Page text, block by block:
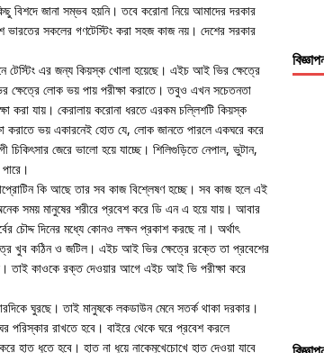
বিশদে জানা সম্ভব হয়নি। তবে করোনা নিয়ে আমাদের দরকার
সকলের গণটেস্টিং করা সহজ কাজ নয়। দেশের সরকার
টেস্টিং এর জন্য কিয়স্ক খোলা হয়েছে। এইচ আই ভির ক্ষেত্রে
ক্ষেত্রে লোক ভয় পায় পরীক্ষা করাতে। তবুও এখন সচেতনতা
করা যায়। কেরালায় করোনা ধরতে এরকম চল্লিশটি কিয়স্ক
করাতে ভয় একারনেই হোত যে, লোক জানতে পারলে একঘরে করে
জেরে ভালো হয়ে যাচ্ছে। শিলিগুড়িতে নেপাল, ভুটান,
কি আছে তার সব কাজ বিশ্লেষণ হচ্ছে। সব কাজ হলে এই
সময় মানুষের শরীরে প্রবেশ করে ডি এন এ হয়ে যায়। আবার
চৌদ্দ দিনের মধ্যে কোনও লক্ষন প্রকাশ করছে না। অর্থাৎ
খুব কঠিন ও জটিল। এইচ আই ভির ক্ষেত্রে রক্তে তা প্রবেশের
তাই কাওকে রক্ত দেওয়ার আগে এইচ আই ভি পরীক্ষা করে
ঘুরছে। তাই মানুষকে লকডাউন মেনে সতর্ক থাকা দরকার।
পরিস্কার রাখতে হবে। বাইরে থেকে ঘরে প্রবেশ করলে
হাত ধুতে হবে। হাত না ধুয়ে নাকেমুখেচোখে হাত দেওয়া যাবে